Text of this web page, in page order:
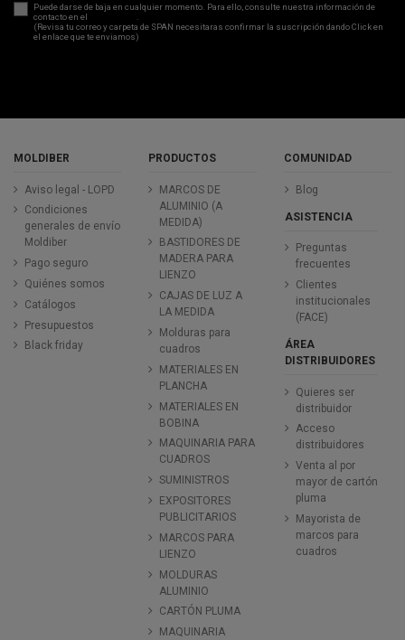
Puede darse de baja en cualquier momento. Para ello, consulte nuestra información de
contacto en el
(Revisa tu correo y carpeta de SPAN necesitaras confirmar la suscripción dando Click en
el enlace que te enviamos)
MOLDIBER
Aviso legal - LOPD
Condiciones
generales de envío
Moldiber
Pago seguro
Quiénes somos
Catálogos
Presupuestos
Black friday
PRODUCTOS
MARCOS DE
ALUMINIO (A
MEDIDA)
BASTIDORES DE
MADERA PARA
LIENZO
CAJAS DE LUZ A
LA MEDIDA
Molduras para
cuadros
MATERIALES EN
PLANCHA
MATERIALES EN
BOBINA
MAQUINARIA PARA
CUADROS
SUMINISTROS
EXPOSITORES
PUBLICITARIOS
MARCOS PARA
LIENZO
MOLDURAS
ALUMINIO
CARTÓN PLUMA
MAQUINARIA
COMUNIDAD
Blog
ASISTENCIA
Preguntas
frecuentes
Clientes
institucionales
(FACE)
ÁREA
DISTRIBUIDORES
Quieres ser
distribuidor
Acceso
distribuidores
Venta al por
mayor de cartón
pluma
Mayorista de
marcos para
cuadros